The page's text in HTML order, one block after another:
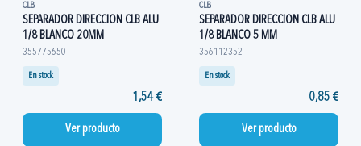
CLB
SEPARADOR DIRECCION CLB ALU
1/8 BLANCO 20MM
355775650
En stock
1,54 €
Ver producto
CLB
SEPARADOR DIRECCION CLB ALU
1/8 BLANCO 5 MM
356112352
En stock
0,85 €
Ver producto